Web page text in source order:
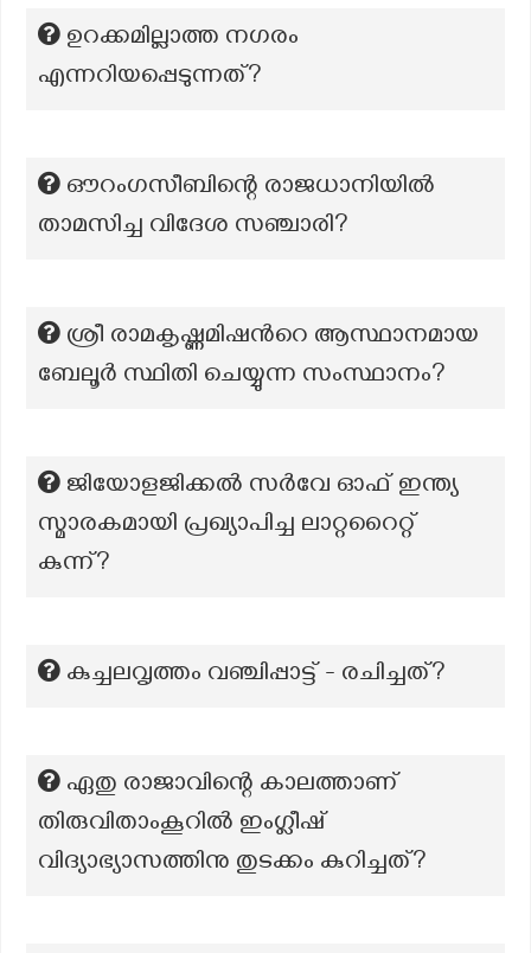
ഉറക്കമില്ലാത്ത നഗരം
എന്നറിയപ്പെടുന്നത്?
ഔറംഗസീബിന്റെ രാജധാനിയിൽ
താമസിച്ച വിദേശ സഞ്ചാരി?
ശ്രീ രാമകൃഷ്ണമിഷന്‍റെ ആസ്ഥാനമായ
ബേലൂർ സ്ഥിതി ചെയ്യുന്ന സംസ്ഥാനം?
ജിയോളജിക്കൽ സർവേ ഓഫ് ഇന്ത്യ
സ്മാരകമായി പ്രഖ്യാപിച്ച ലാറ്ററൈറ്റ്
കുന്ന്?
കുച്ചലവൃത്തം വഞ്ചിപ്പാട്ട് - രചിച്ചത്?
ഏതു രാജാവിന്റെ കാലത്താണ്
തിരുവിതാംകൂറിൽ ഇംഗ്ലീഷ്
വിദ്യാഭ്യാസത്തിനു തുടക്കം കുറിച്ചത്?